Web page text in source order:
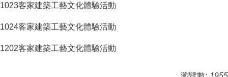
1023客家建築工藝文化體驗活動
1024客家建築工藝文化體驗活動
1202客家建築工藝文化體驗活動